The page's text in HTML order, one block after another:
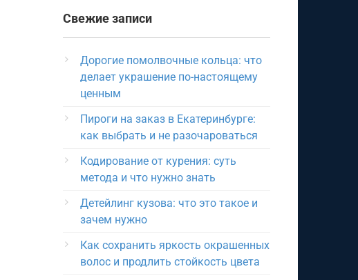
Свежие записи
Дорогие помолвочные кольца: что
делает украшение по-настоящему
ценным
Пироги на заказ в Екатеринбурге:
как выбрать и не разочароваться
Кодирование от курения: суть
метода и что нужно знать
Детейлинг кузова: что это такое и
зачем нужно
Как сохранить яркость окрашенных
волос и продлить стойкость цвета